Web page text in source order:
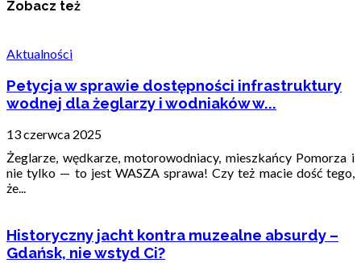
Zobacz też
Aktualności
Petycja w sprawie dostępności infrastruktury
wodnej dla żeglarzy i wodniaków w...
13 czerwca 2025
Żeglarze, wędkarze, motorowodniacy, mieszkańcy Pomorza i
nie tylko — to jest WASZA sprawa! Czy też macie dość tego,
że...
Historyczny jacht kontra muzealne absurdy –
Gdańsk, nie wstyd Ci?